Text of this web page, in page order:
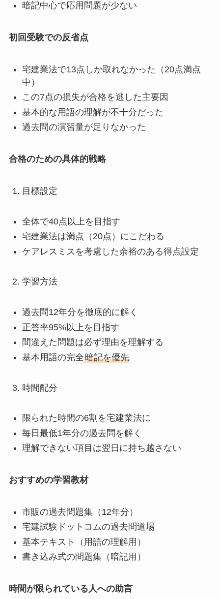
暗記中心で応用問題が少ない
初回受験での反省点
宅建業法で13点しか取れなかった（20点満点
中）
この7点の損失が合格を逃した主要因
基本的な用語の理解が不十分だった
過去問の演習量が足りなかった
合格のための具体的戦略
目標設定
全体で40点以上を目指す
宅建業法は満点（20点）にこだわる
ケアレスミスを考慮した余裕のある得点設定
学習方法
過去問12年分を徹底的に解く
正答率95%以上を目指す
間違えた問題は必ず理由を理解する
基本用語の完全暗記を優先
時間配分
限られた時間の6割を宅建業法に
毎日最低1年分の過去問を解く
理解できない項目は翌日に持ち越さない
おすすめの学習教材
市販の過去問題集（12年分）
宅建試験ドットコムの過去問道場
基本テキスト（用語の理解用）
書き込み式の問題集（暗記用）
時間が限られている人への助言